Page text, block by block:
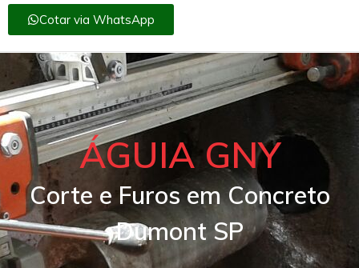
Cotar via WhatsApp
ÁGUIA GNY
Corte e Furos em Concreto
Dumont SP